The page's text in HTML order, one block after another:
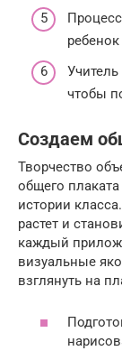
Учитель
чтобы
Создаем
Творчество
общего
истории
растет и
каждый
визуальные
взглянуть на